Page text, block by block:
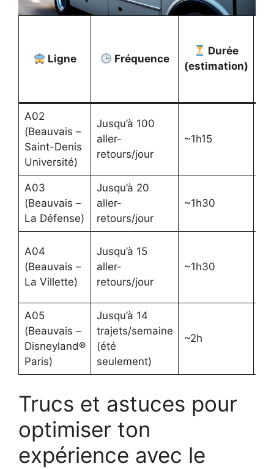
Ligne Fréquence
Durée
(estimation)
A02
(Beauvais –
Saint-Denis
Université)
Jusqu’à 100
aller-
retours/jour
~1h15
A03
(Beauvais –
La Défense)
Jusqu’à 20
aller-
retours/jour
~1h30
A04
(Beauvais –
La Villette)
Jusqu’à 15
aller-
retours/jour
~1h30
A05
(Beauvais –
Disneyland®
Paris)
Jusqu’à 14
trajets/semaine
(été
seulement)
~2h
Trucs et astuces pour
optimiser ton
expérience avec le